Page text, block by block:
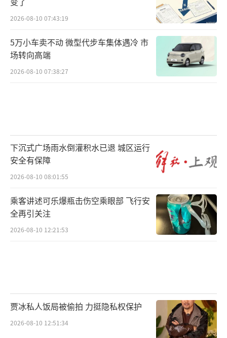
2026-08-10 07:43:19
5万小车卖不动 微型代步车集体遇冷 市
场转向高端
2026-08-10 07:38:27
下沉式广场雨水倒灌积水已退 城区运行
安全有保障
2026-08-10 08:01:55
乘客讲述可乐爆瓶击伤空乘眼部 飞行安
全再引关注
2026-08-10 12:21:53
贾冰私人饭局被偷拍 力挺隐私权保护
2026-08-10 12:51:34